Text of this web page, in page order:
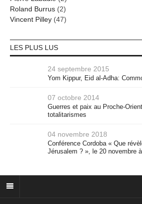
Roland Burrus (2)
Vincent Pilley (47)
LES PLUS LUS
24 septembre 2015
Yom Kippur, Eid al-Adha:
07 octobre 2014
Guerres et paix au Proche-
totalitarismes
04 novembre 2018
Conférence Cordoba « Que
Jérusalem ? », le 20 novembre